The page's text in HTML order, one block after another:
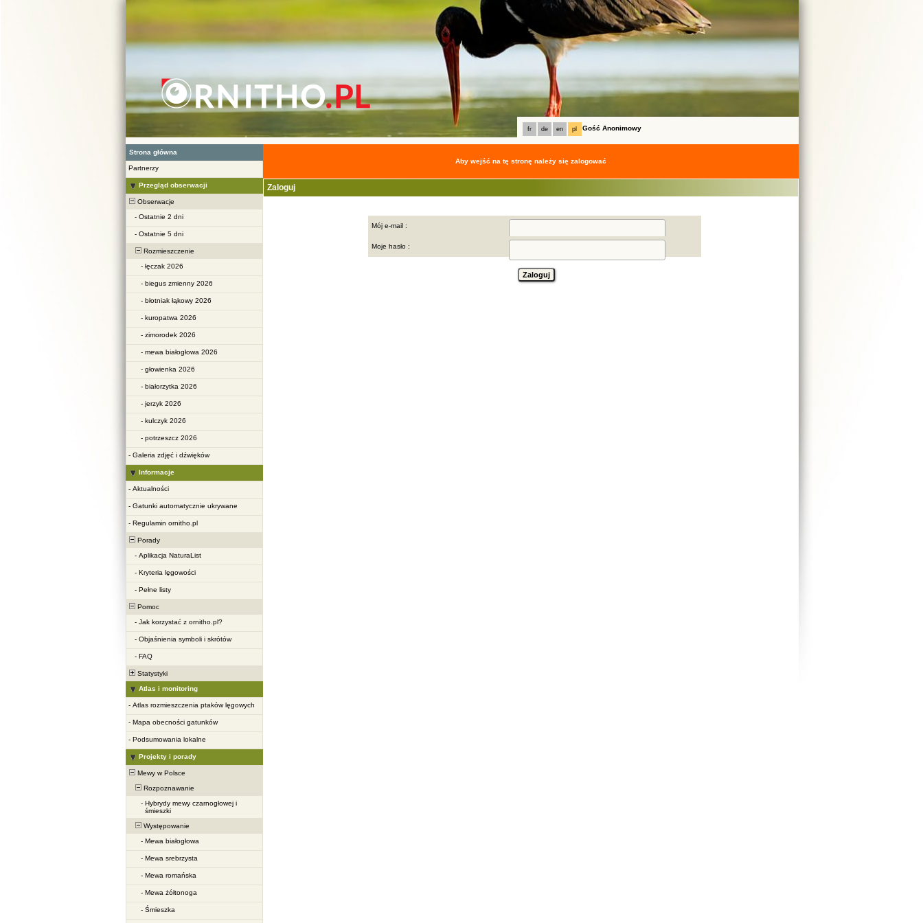
fr de en pl Gość Anonimowy
Strona główna
Partnerzy
Przegląd obserwacji
Obserwacje
- Ostatnie 2 dni
- Ostatnie 5 dni
Rozmieszczenie
- łęczak 2026
- biegus zmienny 2026
- błotniak łąkowy 2026
- kuropatwa 2026
- zimorodek 2026
- mewa białogłowa 2026
- głowienka 2026
- białorzytka 2026
- jerzyk 2026
- kulczyk 2026
- potrzeszcz 2026
- Galeria zdjęć i dźwięków
Informacje
- Aktualności
- Gatunki automatycznie ukrywane
- Regulamin ornitho.pl
Porady
- Aplikacja NaturaList
- Kryteria lęgowości
- Pełne listy
Pomoc
- Jak korzystać z ornitho.pl?
- Objaśnienia symboli i skrótów
- FAQ
Statystyki
Atlas i monitoring
- Atlas rozmieszczenia ptaków lęgowych
- Mapa obecności gatunków
- Podsumowania lokalne
Projekty i porady
Mewy w Polsce
Rozpoznawanie
- Hybrydy mewy czarnogłowej i
śmieszki
Występowanie
- Mewa białogłowa
- Mewa srebrzysta
- Mewa romańska
- Mewa żółtonoga
- Śmieszka
Aby wejść na tę stronę należy się zalogować
Zaloguj
Mój e-mail :
Moje hasło :